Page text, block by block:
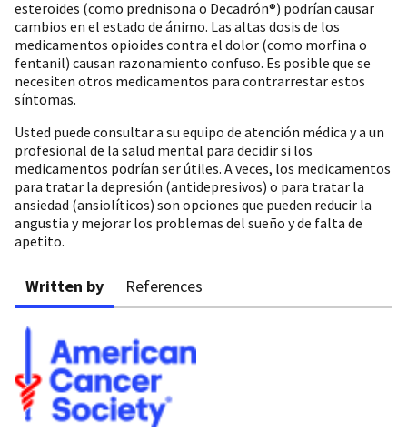
esteroides (como prednisona o Decadrón®) podrían causar
cambios en el estado de ánimo. Las altas dosis de los
medicamentos opioides contra el dolor (como morfina o
fentanil) causan razonamiento confuso. Es posible que se
necesiten otros medicamentos para contrarrestar estos
síntomas.
Usted puede consultar a su equipo de atención médica y a un
profesional de la salud mental para decidir si los
medicamentos podrían ser útiles. A veces, los medicamentos
para tratar la depresión (antidepresivos) o para tratar la
ansiedad (ansiolíticos) son opciones que pueden reducir la
angustia y mejorar los problemas del sueño y de falta de
apetito.
Written by References